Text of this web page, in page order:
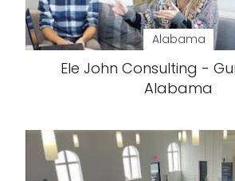
Alabama
Ele John Consulting -
Alabama